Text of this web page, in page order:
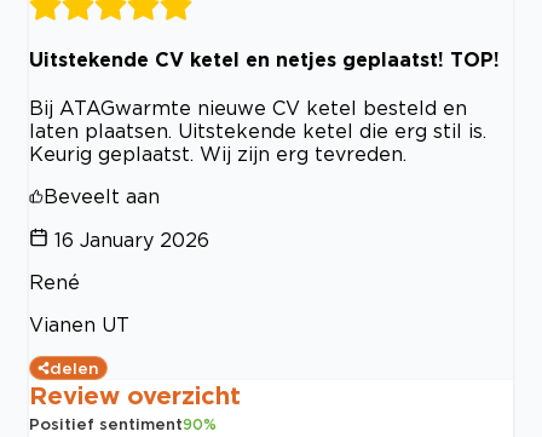
Uitstekende CV ketel en netjes geplaatst! TOP!
Bij ATAGwarmte nieuwe CV ketel besteld en
laten plaatsen. Uitstekende ketel die erg stil is.
Keurig geplaatst. Wij zijn erg tevreden.
Beveelt aan
16 January 2026
René
Vianen UT
delen
Review overzicht
Positief sentiment90%